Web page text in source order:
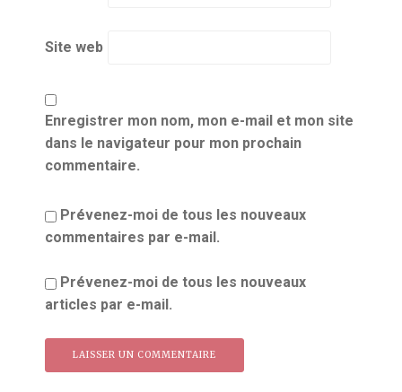
Site web
Enregistrer mon nom, mon e-mail et mon site
dans le navigateur pour mon prochain
commentaire.
Prévenez-moi de tous les nouveaux
commentaires par e-mail.
Prévenez-moi de tous les nouveaux
articles par e-mail.